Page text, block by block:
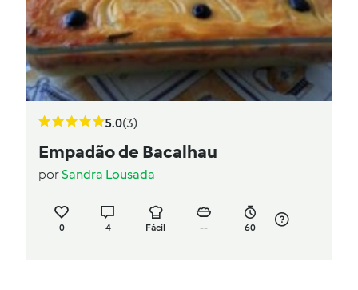
5.0(3)
Empadão de Bacalhau
porSandra Lousada
0 4 Fácil -- 60